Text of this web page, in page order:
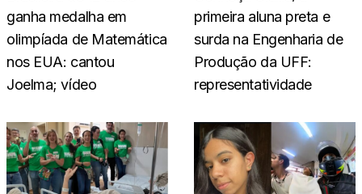
ganha medalha em
olimpíada de Matemática
nos EUA: cantou
Joelma; vídeo
primeira aluna preta e
surda na Engenharia de
Produção da UFF:
representatividade